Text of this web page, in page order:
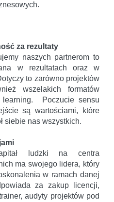
za rezultaty
naszych partnerom to
w rezultatach oraz w
to zarówno projektów
wszelakich formatów
Poczucie sensu
są wartościami, które
siebie nas wszystkich.
ludzki na centra
ma swojego lidera, który
w ramach danej
za zakup licencji,
audyty projektów pod